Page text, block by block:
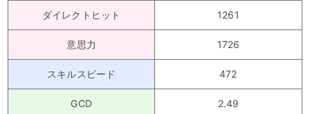
ダイレクトヒット 1261
意思力 1726
スキルスピード 472
GCD 2.49